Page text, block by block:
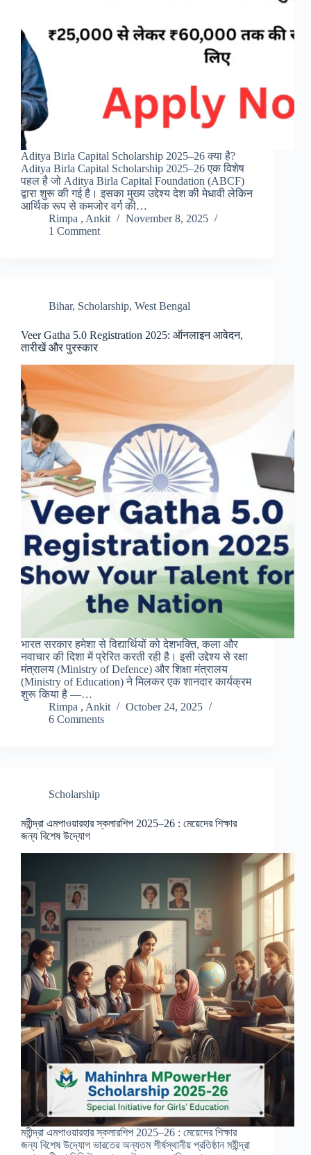
Aditya Birla Capital Scholarship 2025–26 क्या है?
Aditya Birla Capital Scholarship 2025–26 एक विशेष
पहल है जो Aditya Birla Capital Foundation (ABCF)
द्वारा शुरू की गई है। इसका मुख्य उद्देश्य देश की मेधावी लेकिन
आर्थिक रूप से कमजोर वर्ग की…
Rimpa , Ankit
November 8, 2025
1 Comment
Bihar, Scholarship, West Bengal
Veer Gatha 5.0 Registration 2025: ऑनलाइन आवेदन,
तारीखें और पुरस्कार
भारत सरकार हमेशा से विद्यार्थियों को देशभक्ति, कला और
नवाचार की दिशा में प्रेरित करती रही है। इसी उद्देश्य से रक्षा
मंत्रालय (Ministry of Defence) और शिक्षा मंत्रालय
(Ministry of Education) ने मिलकर एक शानदार कार्यक्रम
शुरू किया है —…
Rimpa , Ankit
October 24, 2025
6 Comments
Scholarship
মহীন্দ্রা এমপাওয়ারহার স্কলারশিপ 2025–26 : মেয়েদের শিক্ষার
জন্য বিশেষ উদ্যোগ
মহীন্দ্রা এমপাওয়ারহার স্কলারশিপ 2025–26 : মেয়েদের শিক্ষার
জন্য বিশেষ উদ্যোগ ভারতের অন্যতম শীর্ষস্থানীয় প্রতিষ্ঠান মহীন্দ্রা